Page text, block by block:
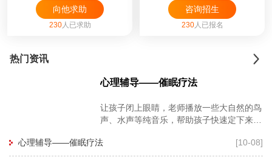
向他求助
230人已求助
咨询招生
230人已报名
热门资讯
心理辅导——催眠疗法
让孩子闭上眼睛，老师播放一些大自然的鸟
声、水声等纯音乐，帮助孩子快速定下来，
利于心理老师深度进入孩子的
心理辅导——催眠疗法 [10-08]